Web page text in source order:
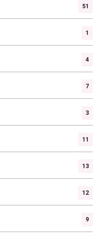
51
1
4
7
3
11
13
12
9